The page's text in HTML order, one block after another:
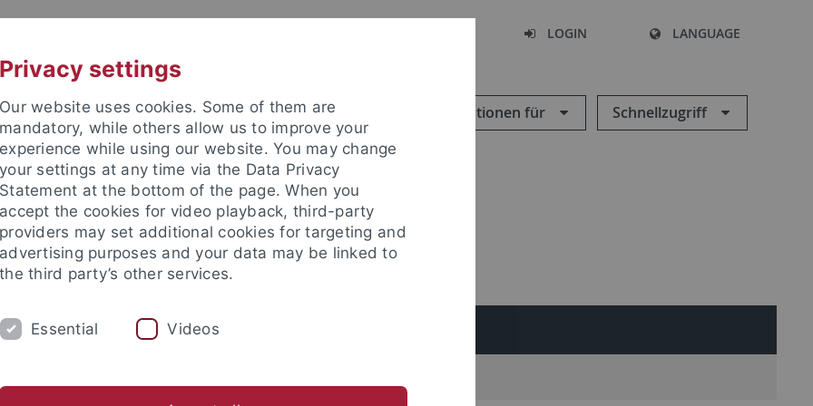
LOGIN LANGUAGE
Informationen für Schnellzugriff
Braungart
SERVICE/DOWNLOADS
Privacy settings
Our website uses cookies. Some of them are
mandatory, while others allow us to improve your
experience while using our website. You may change
your settings at any time via the Data Privacy
Statement at the bottom of the page. When you
accept the cookies for video playback, third-party
providers may set additional cookies for targeting and
advertising purposes and your data may be linked to
the third party’s other services.
Essential Videos